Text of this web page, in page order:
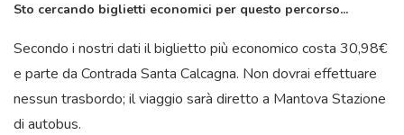
Sto cercando biglietti economici per questo percorso...
Secondo i nostri dati il ​​biglietto più economico costa 30,98€
e parte da Contrada Santa Calcagna. Non dovrai effettuare
nessun trasbordo; il viaggio sarà diretto a Mantova Stazione
di autobus.